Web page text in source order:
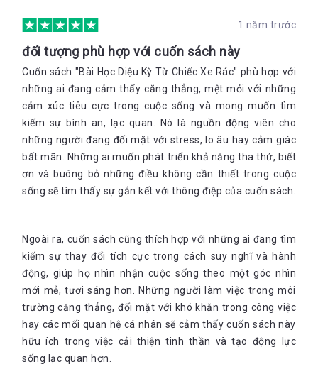
1 năm trước
đối tượng phù hợp với cuốn sách này
Cuốn sách "Bài Học Diệu Kỳ Từ Chiếc Xe Rác" phù hợp với
những ai đang cảm thấy căng thẳng, mệt mỏi với những
cảm xúc tiêu cực trong cuộc sống và mong muốn tìm
kiếm sự bình an, lạc quan. Nó là nguồn động viên cho
những người đang đối mặt với stress, lo âu hay cảm giác
bất mãn. Những ai muốn phát triển khả năng tha thứ, biết
ơn và buông bỏ những điều không cần thiết trong cuộc
sống sẽ tìm thấy sự gắn kết với thông điệp của cuốn sách.
Ngoài ra, cuốn sách cũng thích hợp với những ai đang tìm
kiếm sự thay đổi tích cực trong cách suy nghĩ và hành
động, giúp họ nhìn nhận cuộc sống theo một góc nhìn
mới mẻ, tươi sáng hơn. Những người làm việc trong môi
trường căng thẳng, đối mặt với khó khăn trong công việc
hay các mối quan hệ cá nhân sẽ cảm thấy cuốn sách này
hữu ích trong việc cải thiện tinh thần và tạo động lực
sống lạc quan hơn